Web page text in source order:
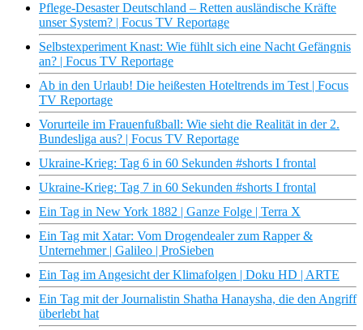
Pflege-Desaster Deutschland – Retten ausländische Kräfte
unser System? | Focus TV Reportage
Selbstexperiment Knast: Wie fühlt sich eine Nacht Gefängnis
an? | Focus TV Reportage
Ab in den Urlaub! Die heißesten Hoteltrends im Test | Focus
TV Reportage
Vorurteile im Frauenfußball: Wie sieht die Realität in der 2.
Bundesliga aus? | Focus TV Reportage
Ukraine-Krieg: Tag 6 in 60 Sekunden #shorts I frontal
Ukraine-Krieg: Tag 7 in 60 Sekunden #shorts I frontal
Ein Tag in New York 1882 | Ganze Folge | Terra X
Ein Tag mit Xatar: Vom Drogendealer zum Rapper &
Unternehmer | Galileo | ProSieben
Ein Tag im Angesicht der Klimafolgen | Doku HD | ARTE
Ein Tag mit der Journalistin Shatha Hanaysha, die den Angriff
überlebt hat